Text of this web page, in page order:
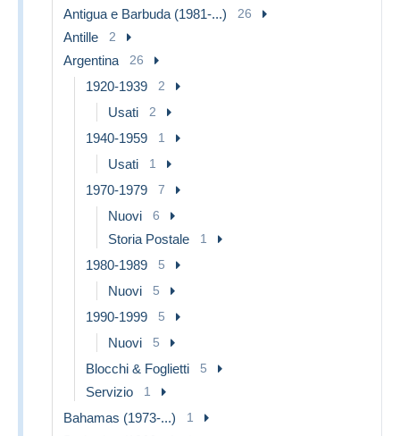
Antigua e Barbuda (1981-...) 26
Antille 2
Argentina 26
1920-1939 2
Usati 2
1940-1959 1
Usati 1
1970-1979 7
Nuovi 6
Storia Postale 1
1980-1989 5
Nuovi 5
1990-1999 5
Nuovi 5
Blocchi & Foglietti 5
Servizio 1
Bahamas (1973-...) 1